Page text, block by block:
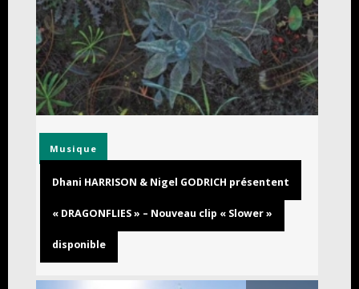
Musique
Dhani HARRISON & Nigel GODRICH présentent
« DRAGONFLIES » – Nouveau clip « Slower »
disponible